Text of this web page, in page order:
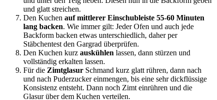
und glatt streichen.
Den Kuchen auf mittlerer Einschubleiste 55-60 Minuten
lang backen. Wie immer gilt: Jeder Ofen und auch jede
Backform backen etwas unterschiedlich, daher per
Stäbchentest den Gargrad überprüfen.
Den Kuchen kurz auskühlen lassen, dann stürzen und
vollständig erkalten lassen.
Für die Zimtglasur Schmand kurz glatt rühren, dann nach
und nach Puderzucker einmengen, bis eine sehr dickflüssige
Konsistenz entsteht. Dann noch Zimt einrühren und die
Glasur über dem Kuchen verteilen.